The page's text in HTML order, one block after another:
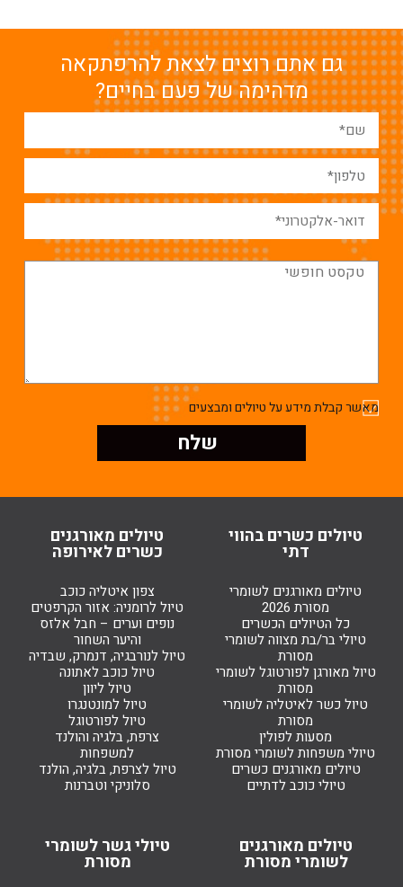
גם אתם רוצים לצאת להרפתקאה
מדהימה של פעם בחיים?
מאשר קבלת מידע על טיולים ומבצעים
טיולים כשרים בהווי
דתי
טיולים מאורגנים לשומרי
מסורת 2026
כל הטיולים הכשרים
טיולי בר/בת מצווה לשומרי
מסורת
טיול מאורגן לפורטוגל לשומרי
מסורת
טיול כשר לאיטליה לשומרי
מסורת
מסעות לפולין
טיולי משפחות לשומרי מסורת
טיולים מאורגנים כשרים
טיולי כוכב לדתיים
טיולים מאורגנים
כשרים לאירופה
צפון איטליה כוכב
טיול לרומניה: אזור הקרפטים
נופים וערים – חבל אלזס
והיער השחור
טיול לנורבגיה, דנמרק, שבדיה
טיול כוכב לאתונה
טיול ליוון
טיול למונטנגרו
טיול לפורטוגל
צרפת, בלגיה והולנד
למשפחות
טיול לצרפת, בלגיה, הולנד
סלוניקי וטברנות
טיולים מאורגנים
לשומרי מסורת
טיולי גשר לשומרי
מסורת